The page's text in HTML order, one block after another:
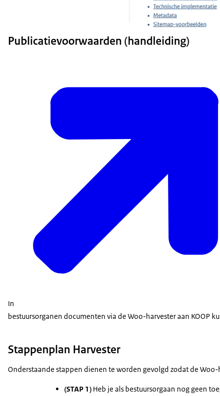
Publicatievoorwaarden (handleiding)
In
bestuursorganen documenten via de Woo-harvester aan KOOP
Stappenplan Harvester
Onderstaande stappen dienen te worden gevolgd zodat de
(STAP 1) Heb je als bestuursorgaan nog geen